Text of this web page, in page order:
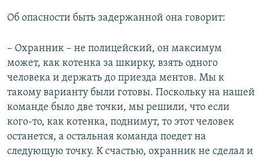
Об опасности быть задержанной она говорит:
– Охранник – не полицейский, он максимум
может, как котенка за шкирку, взять одного
человека и держать до приезда ментов. Мы к
такому варианту были готовы. Поскольку на нашей
команде было две точки, мы решили, что если
кого-то, как котенка, поднимут, то этот человек
останется, а остальная команда поедет на
следующую точку. К счастью, охранник не сделал и